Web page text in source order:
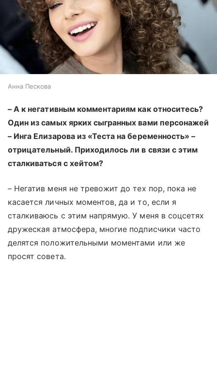
Анна Пескова
– А к негативным комментариям как относитесь?
Один из самых ярких сыгранных вами персонажей
– Инга Елизарова из «Теста на беременность» –
отрицательный. Приходилось ли в связи с этим
сталкиваться с хейтом?
– Негатив меня не тревожит до тех пор, пока не
касается личных моментов, да и то, если я
сталкиваюсь с этим напрямую. У меня в соцсетях
дружеская атмосфера, многие подписчики часто
делятся положительными моментами или же
просят совета.